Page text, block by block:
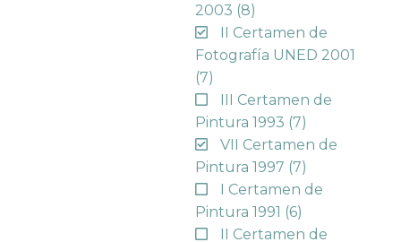
2003 (8)
II Certamen de
Fotografía UNED 2001
(7)
III Certamen de
Pintura 1993 (7)
VII Certamen de
Pintura 1997 (7)
I Certamen de
Pintura 1991 (6)
II Certamen de